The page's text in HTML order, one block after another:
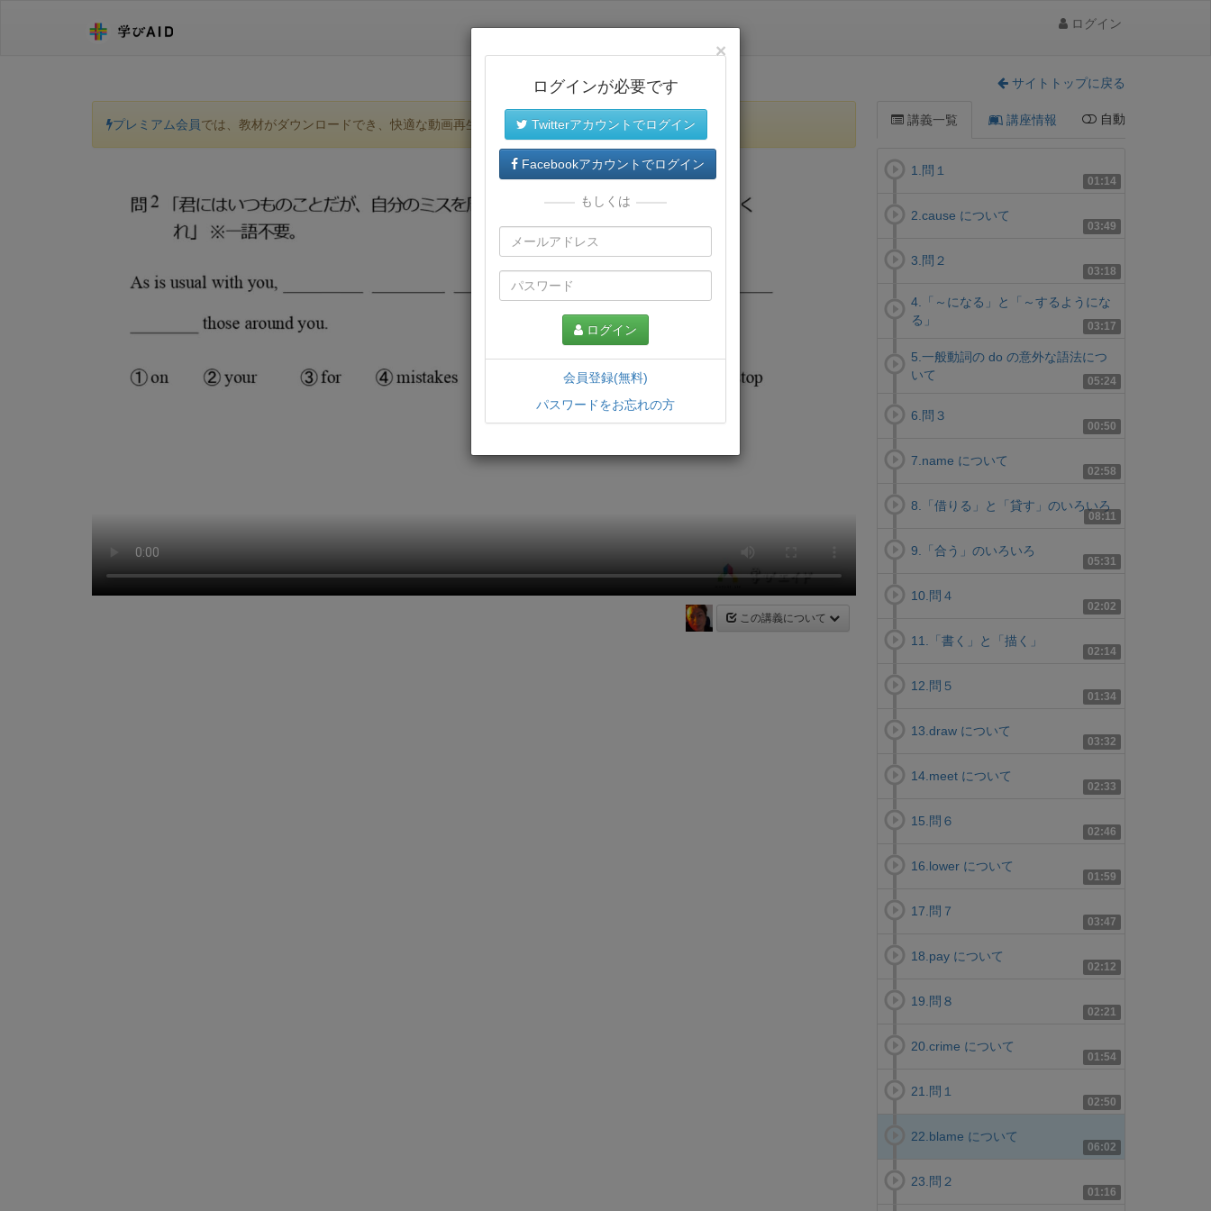
ログイン
サイトトップに戻る
プレミアム会員では、教材がダウンロードでき、快適な動画再生環境が提供されます。
この講義について
講義一覧 講座情報 自動
01:14
1.問１
03:49
2.cause について
03:18
3.問２
03:17
4.「～になる」と「～するようにな
る」
05:24
5.一般動詞の do の意外な語法につ
いて
00:50
6.問３
02:58
7.name について
08:11
8.「借りる」と「貸す」のいろいろ
05:31
9.「合う」のいろいろ
02:02
10.問４
02:14
11.「書く」と「描く」
01:34
12.問５
03:32
13.draw について
02:33
14.meet について
02:46
15.問６
01:59
16.lower について
03:47
17.問７
02:12
18.pay について
02:21
19.問８
01:54
20.crime について
02:50
21.問１
06:02
22.blame について
01:16
23.問２
×
ログインが必要です
Twitterアカウントでログイン
Facebookアカウントでログイン
もしくは
ログイン
会員登録(無料)
パスワードをお忘れの方